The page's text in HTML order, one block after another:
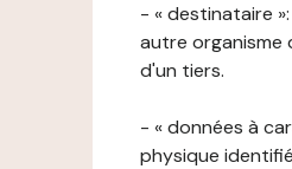
- « destinataire
autre organisme
d'un tiers.
- « données à
physique